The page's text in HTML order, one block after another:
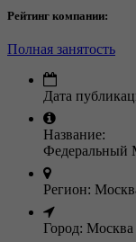
Рейтинг компании:
Полная занятость
Дата
Название:
Федеральный
Регион:
Город: Москва